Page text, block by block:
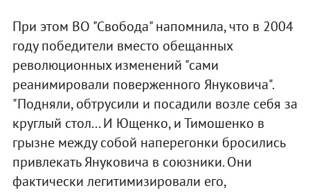
При этом ВО "Свобода" напомнила, что в 2004
году победители вместо обещанных
революционных изменений "сами
реанимировали поверженного Януковича".
"Подняли, обтрусили и посадили возле себя за
круглый стол... И Ющенко, и Тимошенко в
грызне между собой наперегонки бросились
привлекать Януковича в союзники. Они
фактически легитимизировали его,